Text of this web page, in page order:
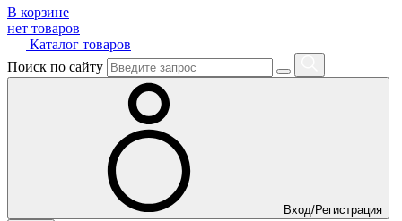
В корзине
нет товаров
Каталог товаров
Поиск по сайту
Вход/Регистрация